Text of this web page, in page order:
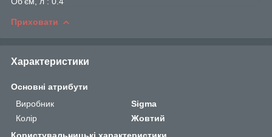
Приховати
Характеристики
Основні атрибути
Виробник
Sigma
Колір
Жовтий
Користувальницькі характеристики